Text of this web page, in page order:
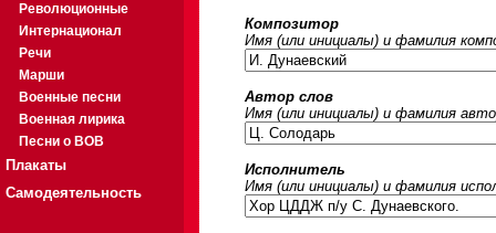
Революционные
Интернационал
Речи
Марши
Военные песни
Военная лирика
Песни о ВОВ
Плакаты
Самодеятельность
Композитор
Имя (или инициалы) и фамилия
Автор слов
Имя (или инициалы) и фамилия
Исполнитель
Имя (или инициалы) и фамилия